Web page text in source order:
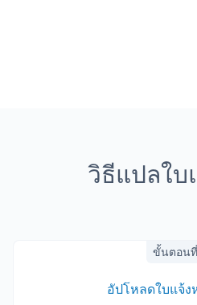
วิธีแปลใบ
ขั้นตอน
อัปโหลดใบแจ้